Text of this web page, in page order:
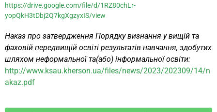
https://drive.google.com/file/d/1RZ80chLr-
yopQkH3tDbj2Q7kgXgzyxIS/view
Наказ про затвердження Порядку визнання у вищій та
фаховій передвищій освіті результатів навчання, здобутих
шляхом неформальної та(або) інформальноїосвіти:
http://www.ksau.kherson.ua/files/news/2023/202309/14/n
akaz.pdf